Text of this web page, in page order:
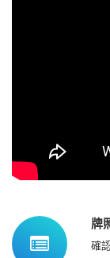
牌
確